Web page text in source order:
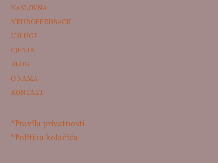
NASLOVNA
NEUROFEEDBACK
USLUGE
CJENIK
BLOG
O NAMA
KONTAKT
*Pravila privatnosti
*Politika kolačića